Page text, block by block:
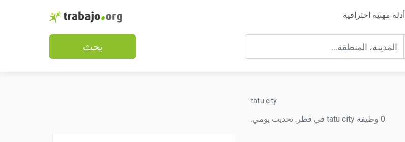
أدلة مهنية احترافية
بحث
tatu city
0 وظيفة tatu city في قطر. تحديث يومي.